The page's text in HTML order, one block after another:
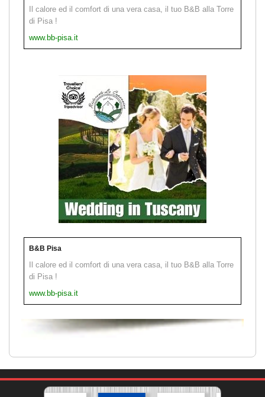
Il calore ed il comfort di una vera casa, il tuo B&B alla Torre
di Pisa !
www.bb-pisa.it
B&B Pisa
Il calore ed il comfort di una vera casa, il tuo B&B alla Torre
di Pisa !
www.bb-pisa.it